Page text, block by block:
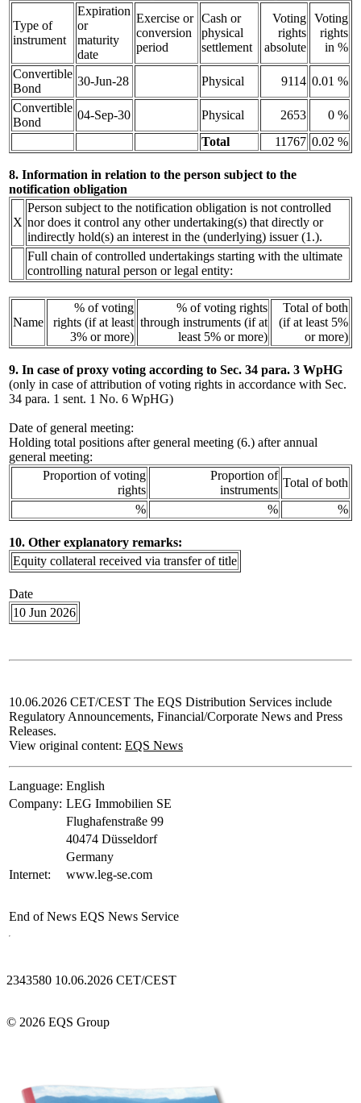
Type of
instrument
Expiration
or
maturity
date
Exercise or
conversion
period
Cash or
physical
settlement
Voting
rights
absolute
Voting
rights
in %
Convertible
Bond
30-Jun-28 Physical 9114 0.01 %
Convertible
Bond
04-Sep-30 Physical 2653
0 %
Total
11767 0.02 %
8. Information in relation to the person subject to the
notification obligation
X
Person subject to the notification obligation is not controlled
nor does it control any other undertaking(s) that directly or
indirectly hold(s) an interest in the (underlying) issuer (1.).
Full chain of controlled undertakings starting with the ultimate
controlling natural person or legal entity:
Name
% of voting
rights (if at least
3% or more)
% of voting rights
through instruments (if at
least 5% or more)
Total of both
(if at least 5%
or more)
9. In case of proxy voting according to Sec. 34 para. 3 WpHG
(only in case of attribution of voting rights in accordance with Sec.
34 para. 1 sent. 1 No. 6 WpHG)
Date of general meeting:
Holding total positions after general meeting (6.) after annual
general meeting:
Proportion of voting
rights
Proportion of
instruments
Total of both
%
% %
10. Other explanatory remarks:
Equity collateral received via transfer of title
Date
10 Jun 2026
10.06.2026 CET/CEST The EQS Distribution Services include
Regulatory Announcements, Financial/Corporate News and Press
Releases.
View original content: EQS News
Language: English
Company: LEG Immobilien SE
Flughafenstraße 99
40474 Düsseldorf
Germany
Internet:
www.leg-se.com
End of News EQS News Service
2343580 10.06.2026 CET/CEST
© 2026 EQS Group